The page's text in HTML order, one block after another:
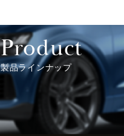
Product
製品ラインナップ